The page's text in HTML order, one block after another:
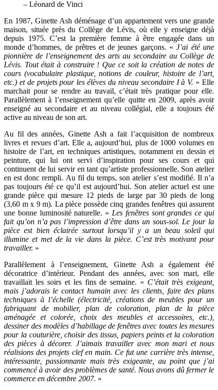
– Léonard de Vinci
En 1987, Ginette Ash déménage d’un appartement vers une grande
maison, située près du Collège de Lévis, où elle y enseigne déjà
depuis 1975. C’est la première femme à être engagée dans un
monde d’hommes, de prêtres et de jeunes garçons. «J’ai été une
pionnière de l’enseignement des arts au secondaire au Collège de
Lévis. Tout était à construire ! Que ce soit la création de notes de
cours (vocabulaire plastique, notions de couleur, histoire de l’art,
etc.) et de projets pour les élèves du niveau secondaire I à V. » Elle
marchait pour se rendre au travail, c’était très pratique pour elle.
Parallèlement à l’enseignement qu’elle quitte en 2009, après avoir
enseigné au secondaire et au niveau collégial, elle a toujours été
active au niveau de son art.
Au fil des années, Ginette Ash a fait l’acquisition de nombreux
livres et revues d’art. Elle a, aujourd’hui, plus de 1000 volumes en
histoire de l’art, en techniques artistiques, notamment en dessin et
peinture, qui lui ont servi d’inspiration pour ses cours et qui
continuent de lui servir en tant qu’artiste professionnelle. Son atelier
en est donc rempli. Au fil du temps, son atelier s’est modifié. Il n’a
pas toujours été ce qu’il est aujourd’hui. Son atelier actuel est une
grande pièce qui mesure 12 pieds de large par 30 pieds de long
(3,60 m x 9 m). La pièce possède cinq grandes fenêtres qui assurent
une bonne luminosité naturelle. « Les fenêtres sont grandes ce qui
fait qu’on n’a pas l’impression d’être dans un sous-sol. Le jour la
pièce est bien éclairée surtout lorsqu’il y a un beau soleil qui
illumine et met de la vie dans la pièce. C’est très motivant pour
travailler. »
Parallèlement à l’enseignement, Ginette Ash a également été
décoratrice d’intérieur. Pendant des années, avec son mari, elle
travaillait les soirs et les fins de semaine. « C’était très exigeant,
mais j’adorais le contact humain avec les clients, faire des plans
techniques à l’échelle (électricité, créations de meubles pour un
fabriquant de mobilier, plan de coloration, plan de la pièce
aménagée et colorée, choix des meubles et accessoires, etc.),
dessiner des modèles d’habillage de fenêtres avec toutes les mesures
pour la couturière, choisir des tissus, papiers peints et la coloration
des pièces à décorer. J’aimais travailler avec mon mari et nous
réalisions des projets clef en main. Ce fut une carrière très intense,
intéressante, passionnante mais très exigeante, au point que j’ai
commencé à avoir des problèmes de santé. Nous avons dû fermer le
commerce en décembre 2007. »